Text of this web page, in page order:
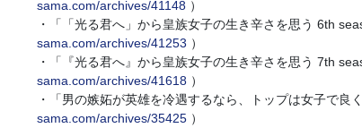
sama.com/archives/41148 ）
・「「光る君へ」から皇族女子の生き辛さを思う 6th
sama.com/archives/41253 ）
・「『光る君へ』から皇族女子の生き辛さを思う 7th
sama.com/archives/41618 ）
・「男の嫉妬が英雄を冷遇するなら、トップは女子で良
sama.com/archives/35425 ）